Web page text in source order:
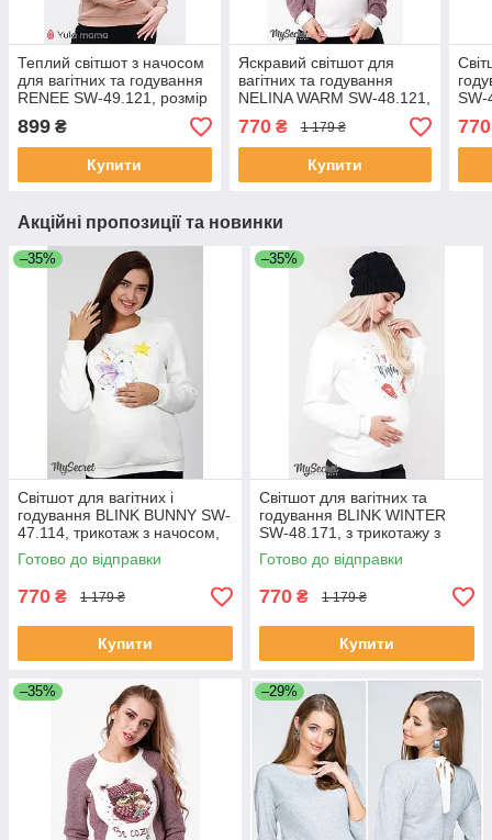
Теплий світшот з начосом
для вагітних та годування
RENEE SW-49.121, розмір
XS
899 ₴
Купити
Яскравий світшот для
вагітних та годування
NELINA WARM SW-48.121,
з трикотажу з начосом,
розмір L
770₴ 1 179 ₴
Купити
SW-
770
Акційні пропозиції та новинки
–35%
Світшот для вагітних і
годування BLINK BUNNY SW-
47.114, трикотаж з начосом,
молочний
Готово до відправки
770 ₴ 1 179 ₴
Купити
–35%
Світшот для вагітних та
годування BLINK WINTER
SW-48.171, з трикотажу з
начосом, молочний L
Готово до відправки
770 ₴ 1 179 ₴
Купити
–35% –29%